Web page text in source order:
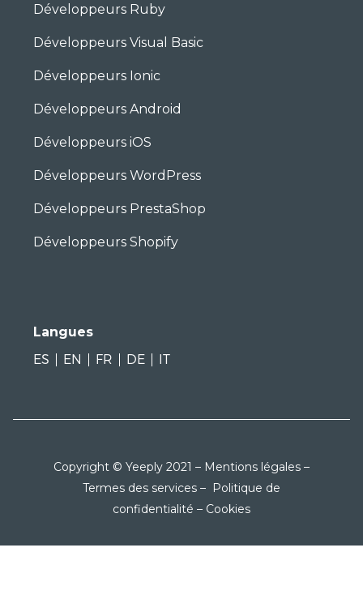
Développeurs Ruby
Développeurs Visual Basic
Développeurs Ionic
Développeurs Android
Développeurs iOS
Développeurs WordPress
Développeurs PrestaShop
Développeurs Shopify
Langues
ES
EN FR DE IT
Copyright © Yeeply 2021 – Mentions légales –
Termes des services – Politique de
confidentialité – Cookies